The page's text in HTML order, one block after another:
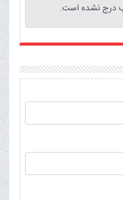
درج نشده است.